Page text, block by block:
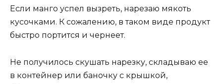
Если манго успел вызреть, нарезаю мякоть
кусочками. К сожалению, в таком виде продукт
быстро портится и чернеет.
Не получилось скушать нарезку, складываю ее
в контейнер или баночку с крышкой,